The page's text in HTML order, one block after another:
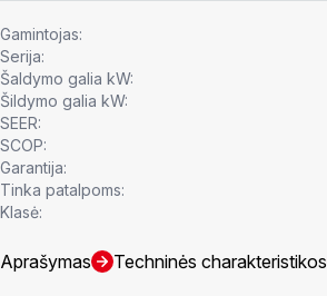
Gamintojas:
Serija:
Šaldymo galia kW:
Šildymo galia kW:
SEER:
SCOP:
Garantija:
Tinka patalpoms:
Klasė:
Aprašymas Techninės charakteristikos